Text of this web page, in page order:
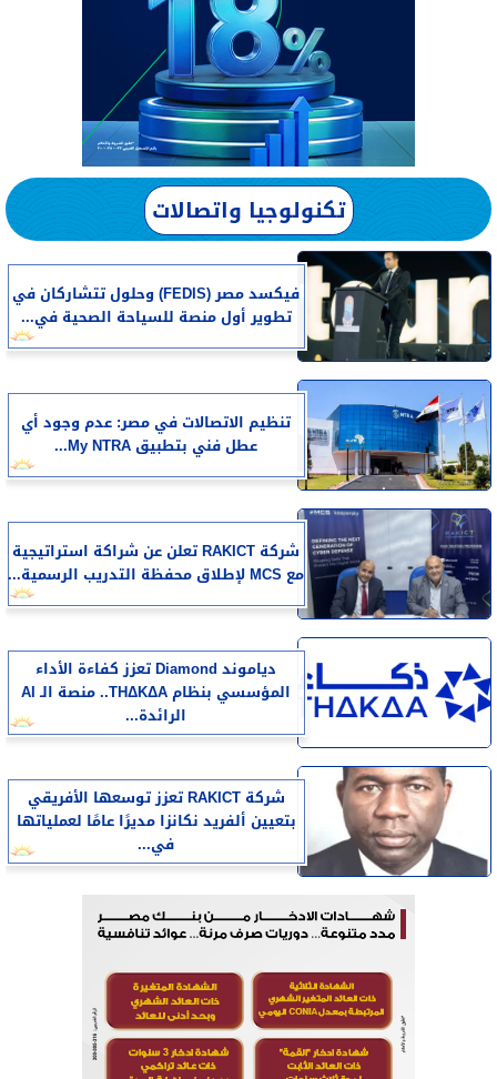
تكنولوجيا واتصالات
فيكسد مصر (FEDIS) وحلول تتشاركان في
تطوير أول منصة للسياحة الصحية في...
تنظيم الاتصالات في مصر: عدم وجود أي
عطل فني بتطبيق My NTRA...
شركة RAKICT تعلن عن شراكة استراتيجية
مع MCS لإطلاق محفظة التدريب الرسمية...
دياموند Diamond تعزز كفاءة الأداء
المؤسسي بنظام THΔKΔA.. منصة الـ AI
الرائدة...
شركة RAKICT تعزز توسعها الأفريقي
بتعيين ألفريد نكانزا مديرًا عامًا لعملياتها
في...